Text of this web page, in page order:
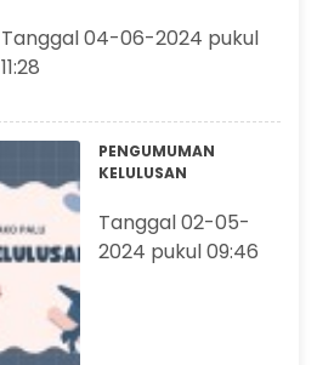
Tanggal 04-06-2024 pukul
11:28
PENGUMUMAN
KELULUSAN
Tanggal 02-05-
2024 pukul 09:46